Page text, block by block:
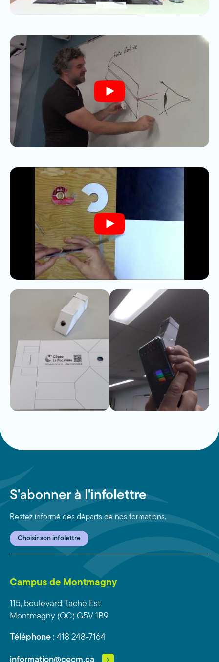
S'abonner à l'infolettre
Restez informé des départs de nos formations.
Choisir son infolettre
Campus de Montmagny
115, boulevard Taché Est
Montmagny (QC) G5V 1B9
Téléphone : 418 248-7164
information@cecm.ca